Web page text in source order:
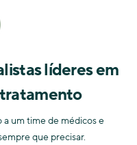
líderes em
tratamento
um time de médicos e
que precisar.